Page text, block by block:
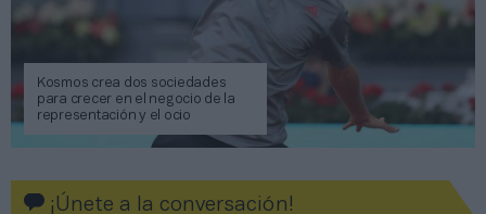
Kosmos crea dos sociedades
para crecer en el negocio de la
representación y el ocio
¡Únete a la conversación!